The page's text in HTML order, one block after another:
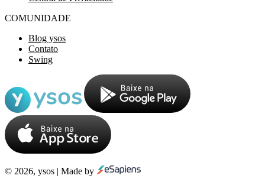
COMUNIDADE
Blog ysos
Contato
Swing
© 2026, ysos | Made by